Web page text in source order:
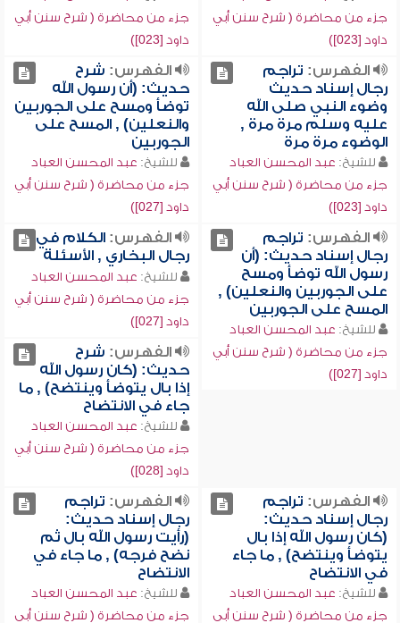
جزء من محاضرة ( شرح سنن أبي
داود [023])
جزء من محاضرة ( شرح سنن أبي
داود [023])
الفهرس: تراجم
رجال إسناد حديث
وضوء النبي صلى الله
عليه وسلم مرة مرة ,
الوضوء مرة مرة
للشيخ: عبد المحسن العباد
جزء من محاضرة ( شرح سنن أبي
داود [023])
الفهرس: شرح
حديث: (أن رسول الله
توضأ ومسح على الجوربين
والنعلين) , المسح على
الجوربين
للشيخ: عبد المحسن العباد
جزء من محاضرة ( شرح سنن أبي
داود [027])
الفهرس: تراجم
رجال إسناد حديث: (أن
رسول الله توضأ ومسح
على الجوربين والنعلين) ,
المسح على الجوربين
للشيخ: عبد المحسن العباد
جزء من محاضرة ( شرح سنن أبي
داود [027])
الفهرس:الكلام في
رجال البخاري , الأسئلة
للشيخ: عبد المحسن العباد
جزء من محاضرة ( شرح سنن أبي
داود [027])
الفهرس: شرح
حديث: (كان رسول الله
إذا بال يتوضأ وينتضح) , ما
جاء في الانتضاح
للشيخ: عبد المحسن العباد
جزء من محاضرة ( شرح سنن أبي
داود [028])
الفهرس: تراجم
رجال إسناد حديث:
(كان رسول الله إذا بال
يتوضأ وينتضح) , ما جاء
في الانتضاح
للشيخ: عبد المحسن العباد
جزء من محاضرة ( شرح سنن أبي
الفهرس: تراجم
رجال إسناد حديث:
(رأيت رسول الله بال ثم
نضح فرجه) , ما جاء في
الانتضاح
للشيخ: عبد المحسن العباد
جزء من محاضرة ( شرح سنن أبي